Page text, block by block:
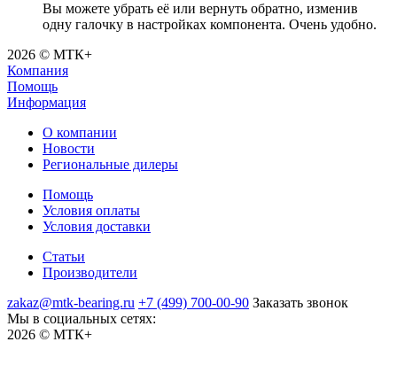
Вы можете убрать её или вернуть обратно, изменив
одну галочку в настройках компонента. Очень удобно.
2026 © МТК+
Компания
Помощь
Информация
О компании
Новости
Региональные дилеры
Помощь
Условия оплаты
Условия доставки
Статьи
Производители
zakaz@mtk-bearing.ru +7 (499) 700-00-90 Заказать звонок
Мы в социальных сетях:
2026 © МТК+